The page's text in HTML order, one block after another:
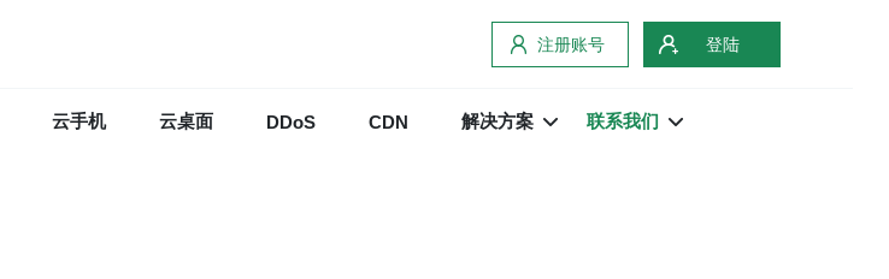
注册账号 登陆
云手机 云桌面 DDoS CDN 解决方案 联系我们